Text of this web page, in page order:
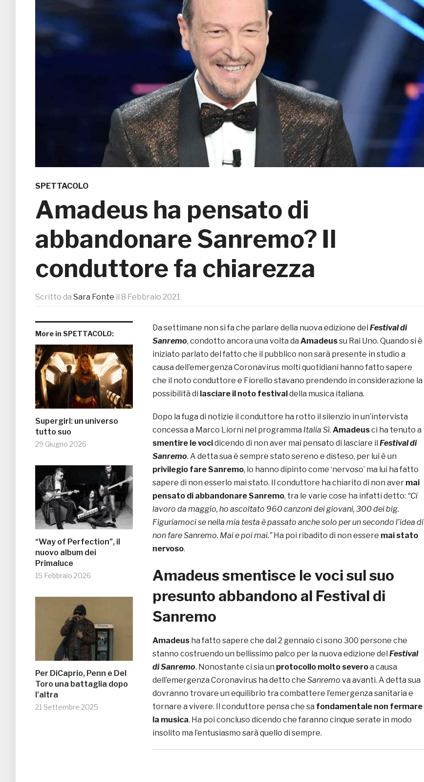
SPETTACOLO
Amadeus ha pensato di
abbandonare Sanremo? Il
conduttore fa chiarezza
Scritto da Sara Fonte il 8 Febbraio 2021
More in SPETTACOLO:
Supergirl: un universo
tutto suo
29 Giugno 2026
“Way of Perfection”, il
nuovo album dei
Primaluce
15 Febbraio 2026
Per DiCaprio, Penn e Del
Toro una battaglia dopo
l’altra
21 Settembre 2025
Da settimane non si fa che parlare della nuova edizione del Festival di
Sanremo, condotto ancora una volta da Amadeussu Rai Uno. Quando si è
iniziato parlato del fatto che il pubblico non sarà presente in studio a
causa dell’emergenza Coronavirus molti quotidiani hanno fatto sapere
che il noto conduttore e Fiorello stavano prendendo in considerazione la
possibilità di lasciare il noto festivaldella musica italiana.
Dopo la fuga di notizie il conduttore ha rotto il silenzio in un’intervista
concessa a Marco Liorni nel programma Italia Sì. Amadeusci ha tenuto a
smentire le vocidicendo di non aver mai pensato di lasciare il Festival di
Sanremo. A detta sua è sempre stato sereno e disteso, per lui è un
privilegio fare Sanremo, lo hanno dipinto come ‘nervoso’ ma lui ha fatto
sapere di non esserlo mai stato. Il conduttore ha chiarito di non aver mai
pensato di abbandonare Sanremo, tra le varie cose ha infatti detto: “Ci
lavoro da maggio, ho ascoltato 960 canzoni dei giovani, 300 dei big.
Figuriamoci se nella mia testa è passato anche solo per un secondo l’idea di
non fare Sanremo. Mai e poi mai.”Ha poi ribadito di non essere mai stato
nervoso.
Amadeus smentisce le voci sul suo
presunto abbandono al Festival di
Sanremo
Amadeus ha fatto sapere che dal 2 gennaio ci sono 300 persone che
stanno costruendo un bellissimo palco per la nuova edizione del Festival
di Sanremo. Nonostante ci sia un protocollo molto severoa causa
dell’emergenza Coronavirus ha detto che Sanremo va avanti. A detta sua
dovranno trovare un equilibrio tra combattere l’emergenza sanitaria e
tornare a vivere. Il conduttore pensa che sa fondamentale non fermare
la musica. Ha poi concluso dicendo che faranno cinque serate in modo
insolito ma l’entusiasmo sarà quello di sempre.